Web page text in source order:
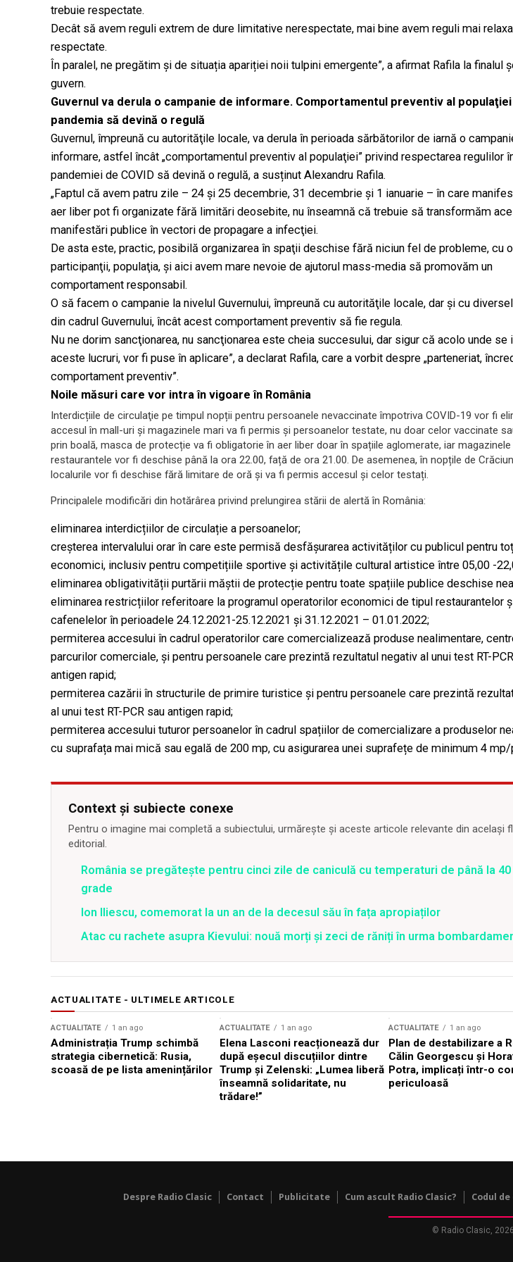
trebuie respectate.
Decât să avem reguli extrem de dure limitative nerespectate, mai bine avem reguli mai
respectate.
În paralel, ne pregătim și de situația apariției noii tulpini emergente”, a afirmat Rafila la finalul
guvern.
Guvernul va derula o campanie de informare. Comportamentul preventiv al
pandemia să devină o regulă
Guvernul, împreună cu autorităţile locale, va derula în perioada sărbătorilor de iarnă o
informare, astfel încât „comportamentul preventiv al populaţiei” privind respectarea regulilor
pandemiei de COVID să devină o regulă, a susținut Alexandru Rafila.
„Faptul că avem patru zile – 24 şi 25 decembrie, 31 decembrie şi 1 ianuarie – în care
aer liber pot fi organizate fără limitări deosebite, nu înseamnă că trebuie să transformăm
manifestări publice în vectori de propagare a infecţiei.
De asta este, practic, posibilă organizarea în spaţii deschise fără niciun fel de probleme, cu
participanţii, populaţia, şi aici avem mare nevoie de ajutorul mass-media să promovăm un
comportament responsabil.
O să facem o campanie la nivelul Guvernului, împreună cu autorităţile locale, dar şi cu
din cadrul Guvernului, încât acest comportament preventiv să fie regula.
Nu ne dorim sancţionarea, nu sancţionarea este cheia succesului, dar sigur că acolo unde se
aceste lucruri, vor fi puse în aplicare”, a declarat Rafila, care a vorbit despre „parteneriat,
comportament preventiv”.
Noile măsuri care vor intra în vigoare în România
Interdicțiile de circulaţie pe timpul nopții pentru persoanele nevaccinate împotriva COVID-19 vor fi
accesul în mall-uri şi magazinele mari va fi permis şi persoanelor testate, nu doar celor vaccinate
prin boală, masca de protecție va fi obligatorie în aer liber doar în spațiile aglomerate, iar magazinele
restaurantele vor fi deschise până la ora 22.00, față de ora 21.00. De asemenea, în nopțile de
localurile vor fi deschise fără limitare de oră și va fi permis accesul și celor testați.
Principalele modificări din hotărârea privind prelungirea stării de alertă în România:
eliminarea interdicțiilor de circulație a persoanelor;
creșterea intervalului orar în care este permisă desfășurarea activităților cu publicul pentru
economici, inclusiv pentru competițiile sportive și activitățile cultural artistice între 05,00 -
eliminarea obligativității purtării măștii de protecție pentru toate spațiile publice deschise
eliminarea restricțiilor referitoare la programul operatorilor economici de tipul restaurantelor
cafenelelor în perioadele 24.12.2021-25.12.2021 și 31.12.2021 – 01.01.2022;
permiterea accesului în cadrul operatorilor care comercializează produse nealimentare,
parcurilor comerciale, și pentru persoanele care prezintă rezultatul negativ al unui test RT-
antigen rapid;
permiterea cazării în structurile de primire turistice și pentru persoanele care prezintă
al unui test RT-PCR sau antigen rapid;
permiterea accesului tuturor persoanelor în cadrul spațiilor de comercializare a produselor
cu suprafața mai mică sau egală de 200 mp, cu asigurarea unei suprafețe de minimum 4 mp/
Context și subiecte conexe
Pentru o imagine mai completă a subiectului, urmărește și aceste articole relevante din același
editorial.
România se pregătește pentru cinci zile de caniculă cu temperaturi de până la 40
grade
Ion Iliescu, comemorat la un an de la decesul său în fața apropiaților
Atac cu rachete asupra Kievului: nouă morți și zeci de răniți în urma
ACTUALITATE - ULTIMELE ARTICOLE
ACTUALITATE 1 an ago
Administrația Trump schimbă
strategia cibernetică: Rusia,
scoasă de pe lista amenințărilor
ACTUALITATE 1 an ago
Elena Lasconi reacționează dur
după eșecul discuțiilor dintre
Trump și Zelenski: „Lumea liberă
înseamnă solidaritate, nu
trădare!”
ACTUALITATE 1 an ago
Plan de destabilizare a
Călin Georgescu și
Potra, implicați într-o
periculoasă
Despre Radio Clasic Contact Publicitate Cum ascult Radio Clasic? Codul
© Radio Clasic, 2026